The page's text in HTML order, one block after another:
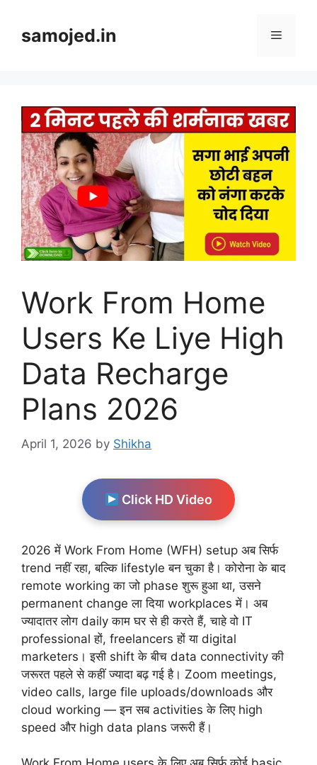
contentsamojed.in Menu
Work From Home
Users Ke Liye High
Data Recharge
Plans 2026
April 1, 2026 by Shikha
Click HD Video
2026 में Work From Home (WFH) setup अब सिर्फ
trend नहीं रहा, बल्कि lifestyle बन चुका है। कोरोना के बाद
remote working का जो phase शुरू हुआ था, उसने
permanent change ला दिया workplaces में। अब
ज्यादातर लोग daily काम घर से ही करते हैं, चाहे वो IT
professional हों, freelancers हों या digital
marketers। इसी shift के बीच data connectivity की
जरूरत पहले से कहीं ज्यादा बढ़ गई है। Zoom meetings,
video calls, large file uploads/downloads और
cloud working — इन सब activities के लिए high
speed और high data plans जरूरी हैं।